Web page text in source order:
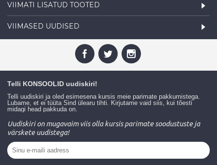
VIIMATI LISATUD TOOTED
VIIMASED UUDISED
Telli KONSOOLID uudiskiri!
Telli uudiskiri ja oled esimesena kursis meie parimate pakkumistega.
Lubame, et ei tüüta Sind ülearu tihti. Kirjutame vaid siis, kui tõesti
midagi head pakkuda on.
Uudiskiri on mugavaim viis olla kursis parimate soodustuste ja
värskete uudistega!